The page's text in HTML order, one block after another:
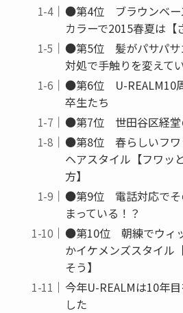
●第4位 ブラウンベー
カラーで2015春夏は【
●第5位 髪がパサパサ
対処で手触りを変えて
●第6位 U-REALM10
卒生たち
●第7位 世田谷区経堂
●第8位 春らしいフワ
ヘアスタイル【フワッ
方】
●第9位 電話対応でそ
まっている！？
●第10位 朝練でウィ
かイケメンズスタイル
そう】
今年U-REALMは10年
した